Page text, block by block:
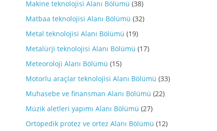
Makine teknolojisi Alanı Bölümü (38)
Matbaa teknolojisi Alanı Bölümü (32)
Metal teknolojisi Alanı Bölümü (19)
Metalürji teknolojisi Alanı Bölümü (17)
Meteoroloji Alanı Bölümü (15)
Motorlu araçlar teknolojisi Alanı Bölümü (33)
Muhasebe ve finansman Alanı Bölümü (22)
Müzik aletleri yapımı Alanı Bölümü (27)
Ortopedik protez ve ortez Alanı Bölümü (12)